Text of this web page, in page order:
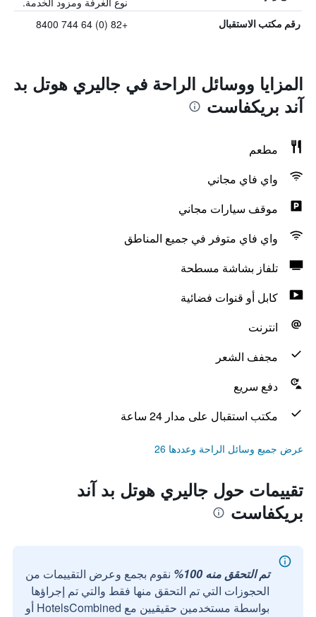
رقم مكتب الاستقبال +82 (0) 64 744 8400
المزايا ووسائل الراحة في جاليري هوتل بد
آند بريكفاست
مطعم
واي فاي مجاني
موقف سيارات مجاني
واي فاي متوفر في جميع المناطق
تلفاز بشاشة مسطحة
كابل أو قنوات فضائية
انترنت
مجفف الشعر
دفع سريع
مكتب استقبال على مدار 24 ساعة
عرض جميع وسائل الراحة وعددها 26
تقييمات حول جاليري هوتل بد آند
بريكفاست
تم التحقق منه 100%
نقوم بجمع وعرض التقييمات من
الحجوزات التي تم التحقق منها فقط والتي تم إجراؤها
بواسطة مستخدمين حقيقيين مع HotelsCombined أو